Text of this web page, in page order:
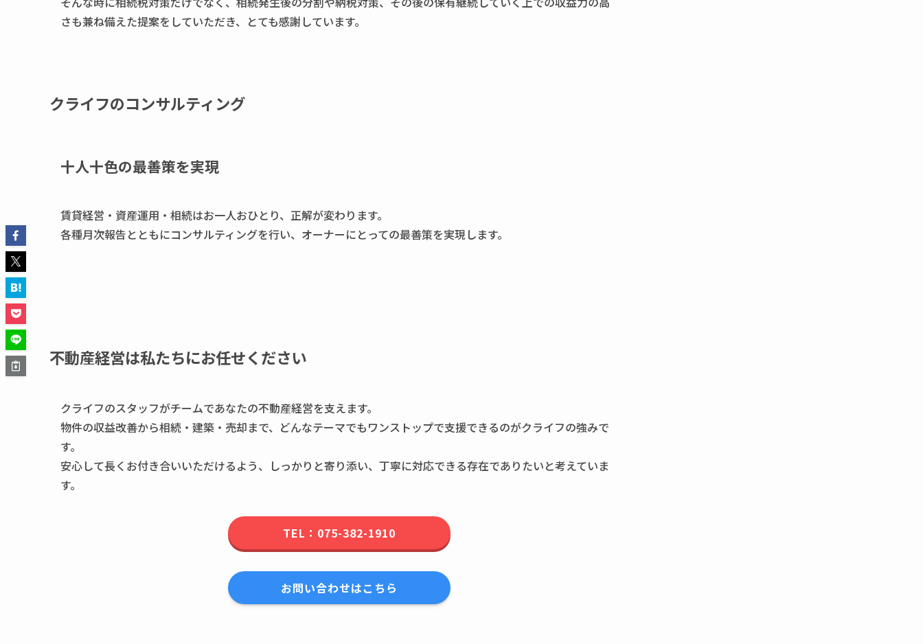
さも兼ね備えた提案をしていただき、とても感謝しています。
クライフのコンサルティング
十人十色の最善策を実現
賃貸経営・資産運用・相続はお一人おひとり、正解が変わります。
各種月次報告とともにコンサルティングを行い、オーナーにとっての最善策を実現します。
不動産経営は私たちにお任せください
クライフのスタッフがチームであなたの不動産経営を支えます。
物件の収益改善から相続・建築・売却まで、どんなテーマでもワンストップで支援できるのがクライフの強みで
す。
安心して長くお付き合いいただけるよう、しっかりと寄り添い、丁寧に対応できる存在でありたいと考えていま
す。
TEL：075-382-1910
お問い合わせはこちら